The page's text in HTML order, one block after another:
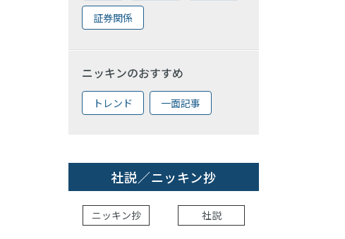
証券関係
ニッキンのおすすめ
トレンド 一面記事
社説／ニッキン抄
ニッキン抄 社説